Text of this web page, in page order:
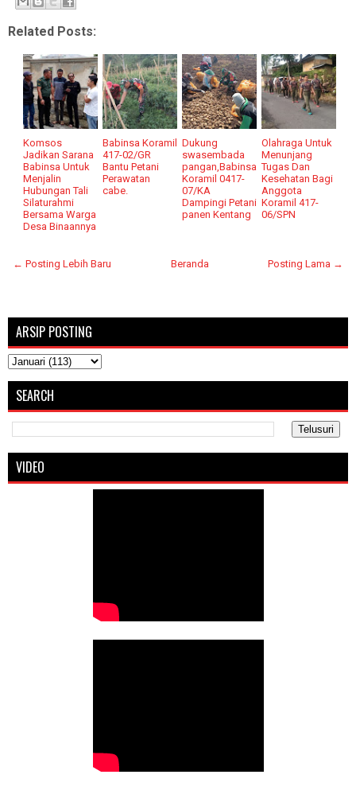
Related Posts:
Komsos
Jadikan Sarana
Babinsa Untuk
Menjalin
Hubungan Tali
Silaturahmi
Bersama Warga
Desa Binaannya
Babinsa Koramil
417-02/GR
Bantu Petani
Perawatan
cabe.
Dukung
swasembada
pangan,Babinsa
Koramil 0417-
07/KA
Dampingi Petani
panen Kentang
Olahraga Untuk
Menunjang
Tugas Dan
Kesehatan Bagi
Anggota
Koramil 417-
06/SPN
← Posting Lebih Baru Posting Lama →
Beranda
ARSIP POSTING
SEARCH
VIDEO